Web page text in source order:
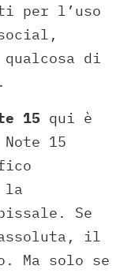
per l’uso
di
15 qui è
15
la
Se
il
Ma solo se